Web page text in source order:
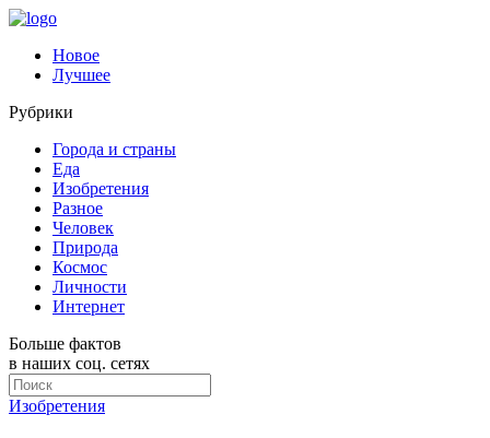
Новое
Лучшее
Рубрики
Города и страны
Еда
Изобретения
Разное
Человек
Природа
Космос
Личности
Интернет
Больше фактов
в наших соц. сетях
Изобретения